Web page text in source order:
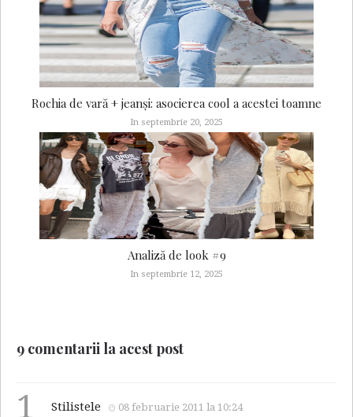
Rochia de vară + jeanși: asocierea cool a acestei toamne
In septembrie 20, 2025
Analiză de look #9
In septembrie 12, 2025
9 comentarii la acest post
1 Stilistele 08 februarie 2011 la 10:24